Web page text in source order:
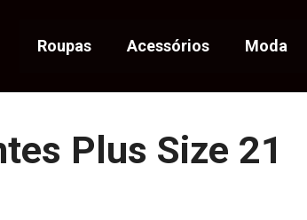
Roupas Acessórios Moda
Plus Size 21